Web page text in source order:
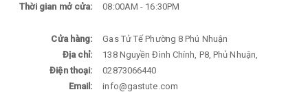
Thời gian mở cửa:
08:00AM - 16:30PM
Cửa hàng:
Gas Tử Tế Phường 8 Phú Nhuận
Địa chỉ:
138 Nguyền Đình Chính, P8, Phủ Nhuận,
Điện thoại:
02873066440
Email:
info@gastute.com